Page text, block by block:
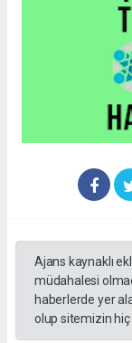
Ajans kaynaklı
müdahalesi
haberlerde yer
olup sitemizin